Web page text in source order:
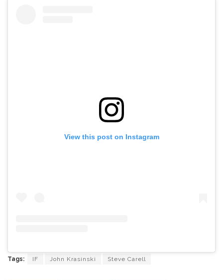
View this post on Instagram
Tags: IF John Krasinski Steve Carell